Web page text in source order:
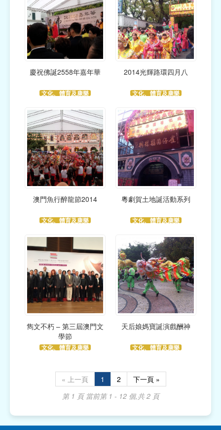
慶祝佛誕2558年嘉年華
文化、體育及康樂
2014光輝路環四月八
文化、體育及康樂
澳門魚行醉龍節2014
文化、體育及康樂
粵劇賀土地誕活動系列
文化、體育及康樂
雋文不朽 – 第三屆澳門文
學節
文化、體育及康樂
天后娘媽寶誕演戲酬神
文化、體育及康樂
« 上一頁 1 2
下一頁 »
第 1 頁 當前第 1 - 12 個,共 2 頁